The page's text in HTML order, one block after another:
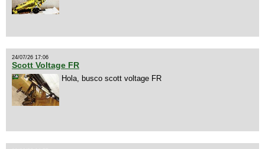
24/07/26 17:06
Scott Voltage FR
Hola, busco scott voltage FR